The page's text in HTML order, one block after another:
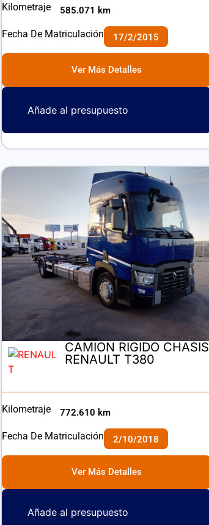
Kilometraje 585.071 km
Fecha De Matriculación 17/2/2015
Ver Más Detalles
Añade al presupuesto
CAMION RIGIDO CHASIS
RENAULT T380
Kilometraje 772.610 km
Fecha De Matriculación 2/10/2018
Ver Más Detalles
Añade al presupuesto